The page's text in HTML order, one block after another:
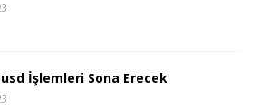
İşlemleri Sona Erecek